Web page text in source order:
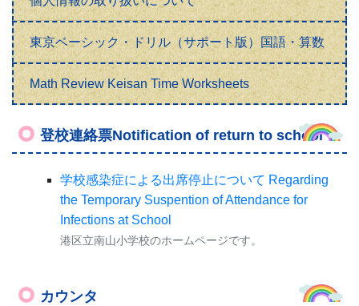
東京ベーシック・ドリル（サポート版）国語・算数
Math Review Keisan Time Worksheets
登校連絡票Notification of return to school
学校感染症による出席停止について Regarding
the Temporary Suspention of Attendance for
Infections at School
港区立南山小学校のホームページです。
カウンタ